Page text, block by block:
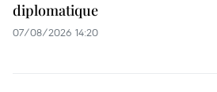
diplomatique
07/08/2026 14:20